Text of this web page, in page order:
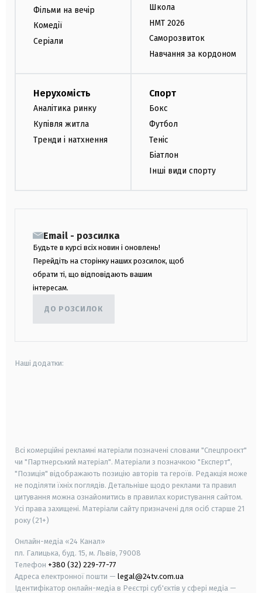
Фільми на вечір
Комедії
Серіали
Школа
НМТ 2026
Саморозвиток
Навчання за кордоном
Нерухомість
Аналітика ринку
Купівля житла
Тренди і натхнення
Спорт
Бокс
Футбол
Теніс
Біатлон
Інші види спорту
Email - розсилка
Будьте в курсі всіх новин і оновлень!
Перейдіть на сторінку наших розсилок, щоб
обрати ті, що відповідають вашим
інтересам.
ДО РОЗСИЛОК
Наші додатки:
Всі комерційні рекламні матеріали позначені словами "Спецпроєкт"
чи "Партнерський матеріал". Матеріали з позначкою "Експерт",
"Позиція" відображають позицію авторів та героїв. Редакція може
не поділяти їхніх поглядів. Детальніше щодо реклами та правил
цитування можна ознайомитись в правилах користування сайтом.
Усі права захищені. Матеріали сайту призначені для осіб старше 21
року (21+)
Онлайн-медіа «24 Канал»
пл. Галицька, буд. 15, м. Львів, 79008
Телефон +380 (32) 229-77-77
Адреса електронної пошти — legal@24tv.com.ua
Ідентифікатор онлайн-медіа в Реєстрі суб'єктів у сфері медіа —